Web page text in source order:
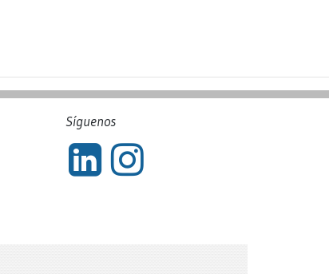
Síguenos